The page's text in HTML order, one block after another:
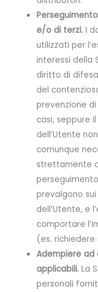
e/o di terzi. I
utilizzati per
interessi della
diritto di
del
prevenzione
casi, seppure
dell’Utente
comunque
strettamente
prevalgono
dell’Utente, e
comportare
(es.
Adempiere ad
applicabili. La
personali